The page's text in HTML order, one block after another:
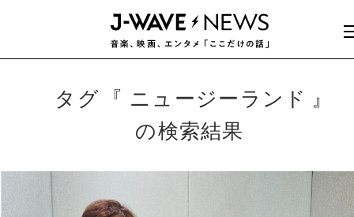
タグ
ニュージーランド
の検索結果